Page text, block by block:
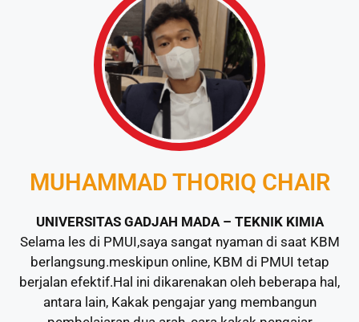
MUHAMMAD THORIQ CHAIR
UNIVERSITAS GADJAH MADA – TEKNIK KIMIA
Selama les di PMUI,saya sangat nyaman di saat KBM
berlangsung.meskipun online, KBM di PMUI tetap
berjalan efektif.Hal ini dikarenakan oleh beberapa hal,
antara lain, Kakak pengajar yang membangun